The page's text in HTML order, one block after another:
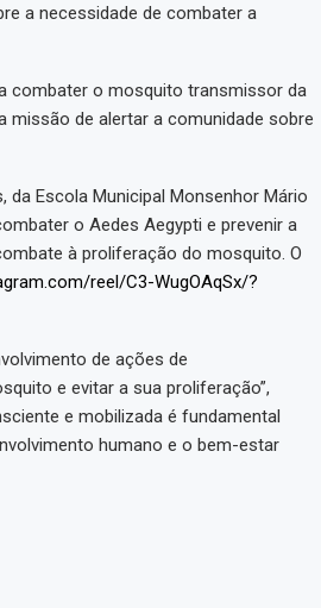
a necessidade de combater a
combater o mosquito transmissor da
missão de alertar a comunidade sobre
da Escola Municipal Monsenhor Mário
o Aedes Aegypti e prevenir a
à proliferação do mosquito. O
reel/C3-WugOAqSx/?
de ações de
e evitar a sua proliferação”,
e mobilizada é fundamental
humano e o bem-estar